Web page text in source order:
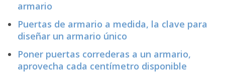
armario
Puertas de armario a medida, la clave para
diseñar un armario único
Poner puertas correderas a un armario,
aprovecha cada centímetro disponible